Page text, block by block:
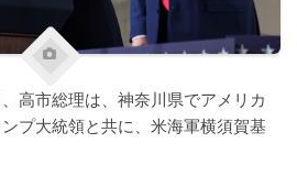
高市総理は、神奈川県でアメリカ
プ大統領と共に、米海軍横須賀基